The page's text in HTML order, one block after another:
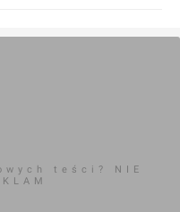
teści? NIE